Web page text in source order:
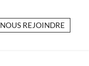
NOUS REJOINDRE